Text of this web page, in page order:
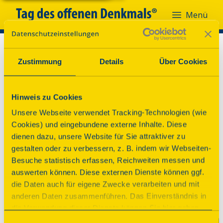
Zustimmung Details Über Cookies
Hinweis zu Cookies
Unsere Webseite verwendet Tracking-Technologien (wie
Cookies) und eingebundene externe Inhalte. Diese
dienen dazu, unsere Website für Sie attraktiver zu
gestalten oder zu verbessern, z. B. indem wir Webseiten-
Besuche statistisch erfassen, Reichweiten messen und
auswerten können. Diese externen Dienste können ggf.
die Daten auch für eigene Zwecke verarbeiten und mit
anderen Daten zusammenführen. Das Einverständnis in
die Verwendung dieser Dienste können Sie hier geben.
Menü